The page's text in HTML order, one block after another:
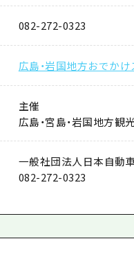
082-272-0323
広島・岩国地方おでか
主催
広島・宮島・岩国地方観
一般社団法人日本自動
082-272-0323